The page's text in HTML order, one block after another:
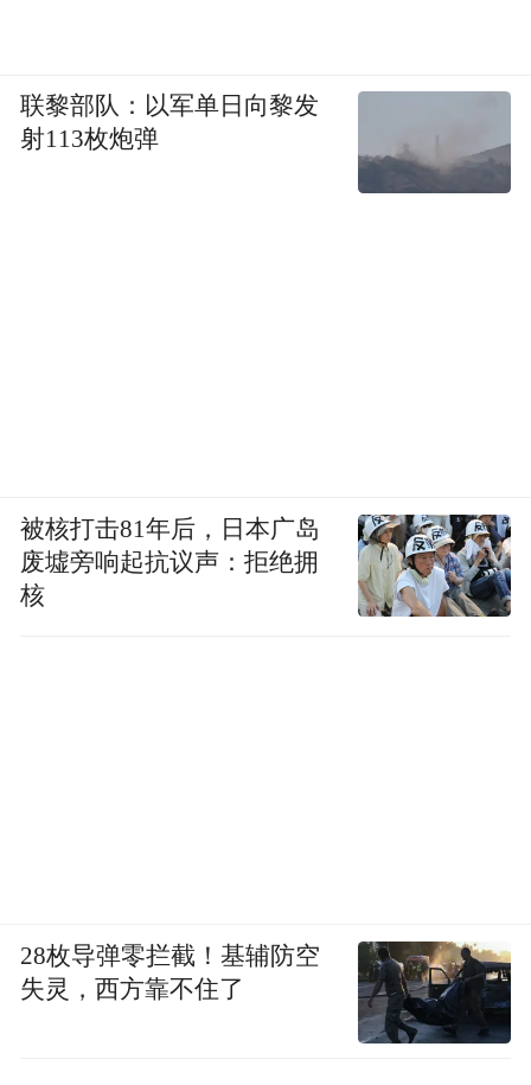
联黎部队：以军单日向黎发
射113枚炮弹
被核打击81年后，日本广岛
废墟旁响起抗议声：拒绝拥
核
28枚导弹零拦截！基辅防空
失灵，西方靠不住了